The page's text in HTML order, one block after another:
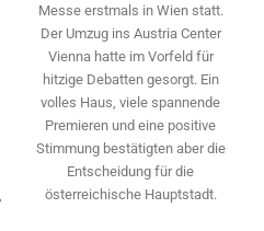
Messe erstmals in Wien statt.
Der Umzug ins Austria Center
Vienna hatte im Vorfeld für
hitzige Debatten gesorgt. Ein
volles Haus, viele spannende
Premieren und eine positive
Stimmung bestätigten aber die
Entscheidung für die
österreichische Hauptstadt.